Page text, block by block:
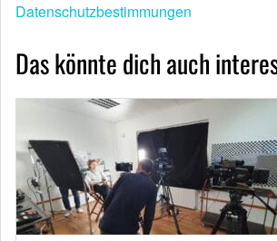
Datenschutzbestimmungen
Das könnte dich auch